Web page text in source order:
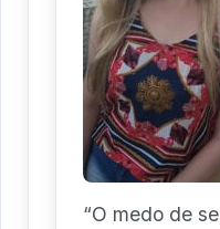
“O medo de se